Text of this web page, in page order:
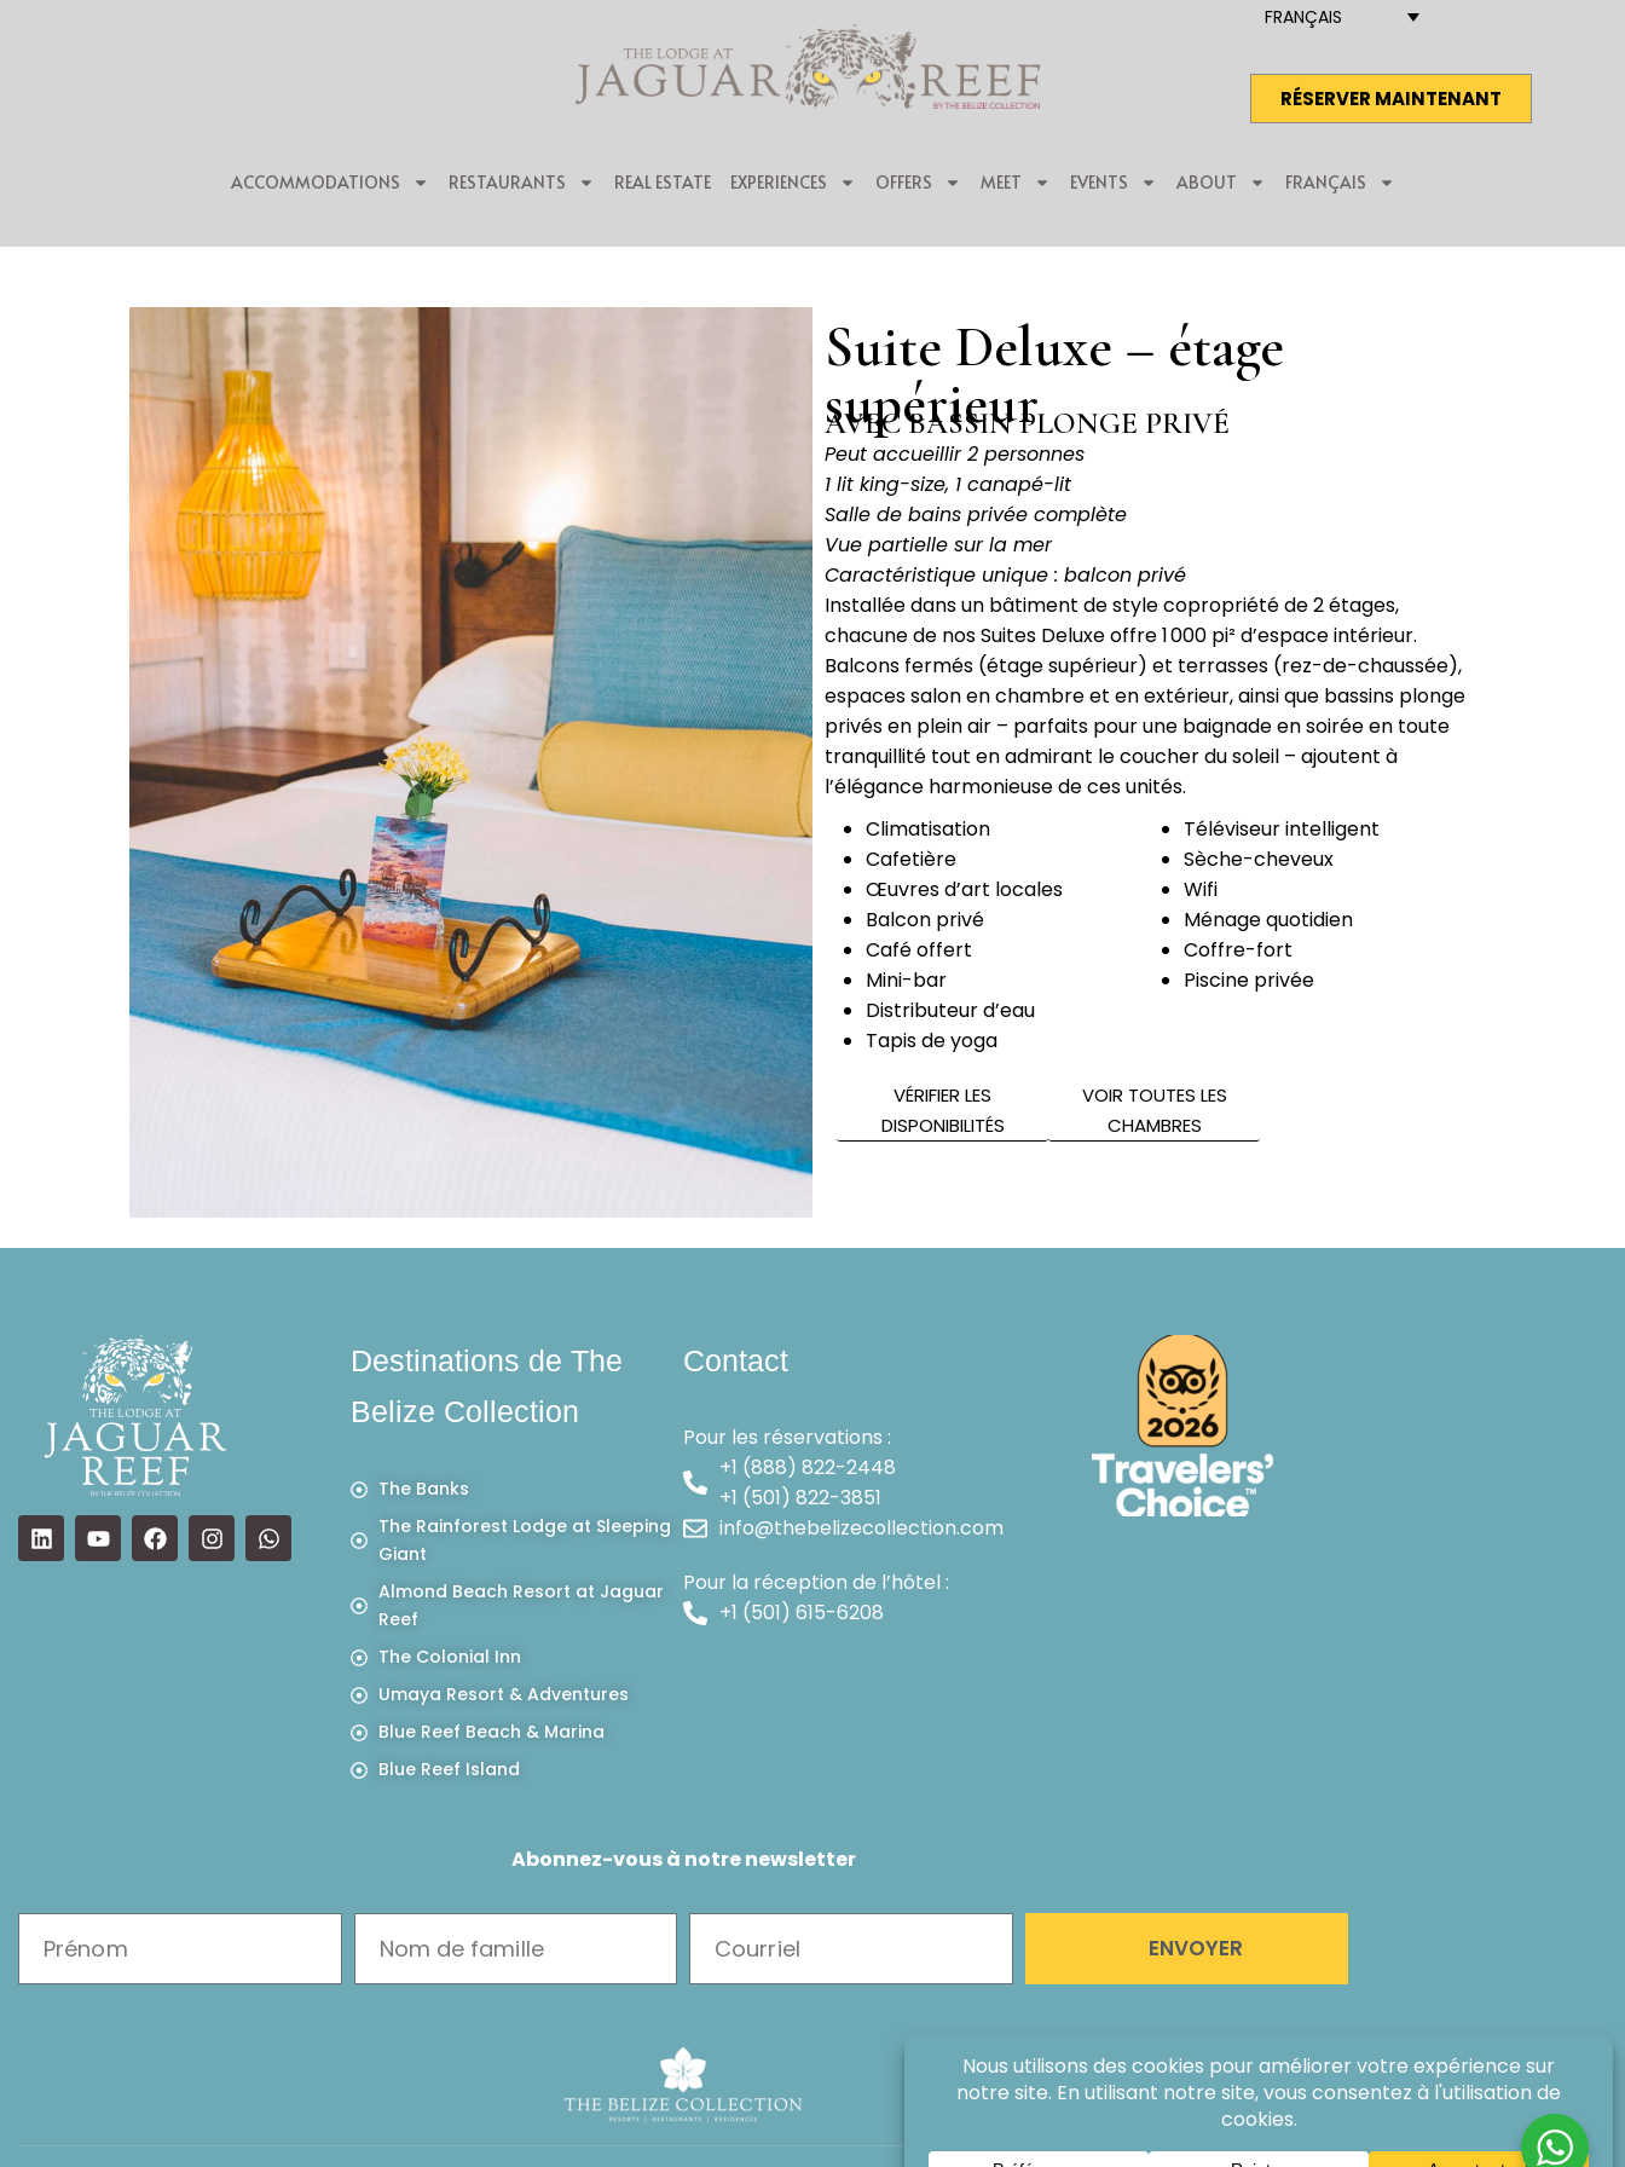
FRANÇAIS
RÉSERVER MAINTENANT
ACCOMMODATIONS RESTAURANTS REAL ESTATE EXPERIENCES OFFERS MEET EVENTS ABOUT FRANÇAIS
Suite Deluxe – étage
supérieur
AVEC BASSIN PLONGE PRIVÉ
Peut accueillir 2 personnes
1 lit king-size, 1 canapé-lit
Salle de bains privée complète
Vue partielle sur la mer
Caractéristique unique : balcon privé
Installée dans un bâtiment de style copropriété de 2 étages,
chacune de nos Suites Deluxe offre 1 000 pi² d’espace intérieur.
Balcons fermés (étage supérieur) et terrasses (rez-de-chaussée),
espaces salon en chambre et en extérieur, ainsi que bassins plonge
privés en plein air – parfaits pour une baignade en soirée en toute
tranquillité tout en admirant le coucher du soleil – ajoutent à
l’élégance harmonieuse de ces unités.
Climatisation
Cafetière
Œuvres d’art locales
Balcon privé
Café offert
Mini-bar
Distributeur d’eau
Tapis de yoga
Téléviseur intelligent
Sèche-cheveux
Wifi
Ménage quotidien
Coffre-fort
Piscine privée
VÉRIFIER LES
DISPONIBILITÉS
VOIR TOUTES LES
CHAMBRES
Destinations de The
Belize Collection
The Banks
The Rainforest Lodge at Sleeping
Giant
Almond Beach Resort at Jaguar
Reef
The Colonial Inn
Umaya Resort & Adventures
Blue Reef Beach & Marina
Blue Reef Island
Contact
Pour les réservations :
+1 (888) 822-2448
+1 (501) 822-3851
info@thebelizecollection.com
Pour la réception de l’hôtel :
+1 (501) 615-6208
Abonnez-vous à notre newsletter
ENVOYER